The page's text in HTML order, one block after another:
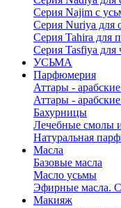
Серия Najim с
Серия Nuriya для
Серия Tahira для
Серия Tasfiya для
УСЬМА
Парфюмерия
Аттары -
Аттары -
Бахурницы
Лечебные смолы
Натуральная
Масла
Базовые масла
Масло усьмы
Эфирные масла.
Макияж